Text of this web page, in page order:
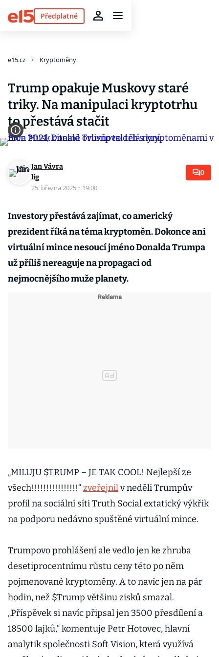
Předplatné
e15.cz Kryptoměny
Trump opakuje Muskovy staré
triky. Na manipulaci kryptotrhu
to přestává stačit
Jan Vávra
lig
25. března 2025 · 19:00
0
Investory přestává zajímat, co americký
prezident říká na téma kryptoměn. Dokonce ani
virtuální mince nesoucí jméno Donalda Trumpa
už příliš nereaguje na propagaci od
nejmocnějšího muže planety.
„MILUJU $TRUMP – JE TAK COOL! Nejlepší ze
všech!!!!!!!!!!!!!!!!“zveřejnilv neděli Trumpův
profil na sociální síti Truth Social extatický výkřik
na podporu nedávno spuštěné virtuální mince.
Trumpovo prohlášení ale vedlo jen ke zhruba
desetiprocentnímu růstu ceny této po něm
pojmenované kryptoměny. A to navíc jen na pár
hodin, než $Trump většinu zisků smazal.
„Příspěvek si navíc připsal jen 3500 přesdílení a
18500 lajků,“ komentuje Petr Hotovec, hlavní
analytik společnosti Soft Vision, která využívá